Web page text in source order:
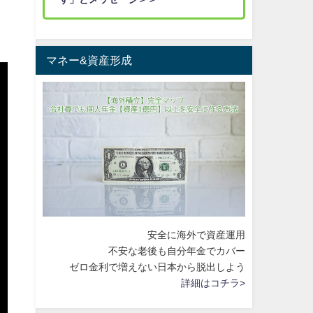
マネー&資産形成
安全に海外で資産運用
不安な老後も自分年金でカバー
ゼロ金利で増えない日本から脱出しよう
詳細はコチラ>